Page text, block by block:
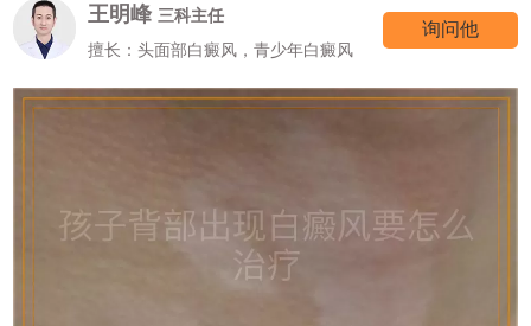
王明峰 三科主任
擅长：头面部白癜风，青少年白癜风
询问他